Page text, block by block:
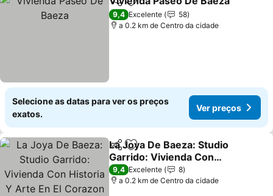
PartilharAdicionar aos favoritos
9,4 Excelente
58
a 0.2 km de Centro da cidade
Selecione as datas para ver os preços
exatos.
Ver preços
PartilharAdicionar aos favoritos
La Joya De Baeza: Studio
Garrido: Vivienda Con
Historia Y Arte En El
Corazon De La Ciudad
9,4 Excelente
8
a 0.2 km de Centro da cidade